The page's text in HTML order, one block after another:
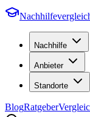
Nachhilfe
Anbieter
Standorte
BlogRatgeber